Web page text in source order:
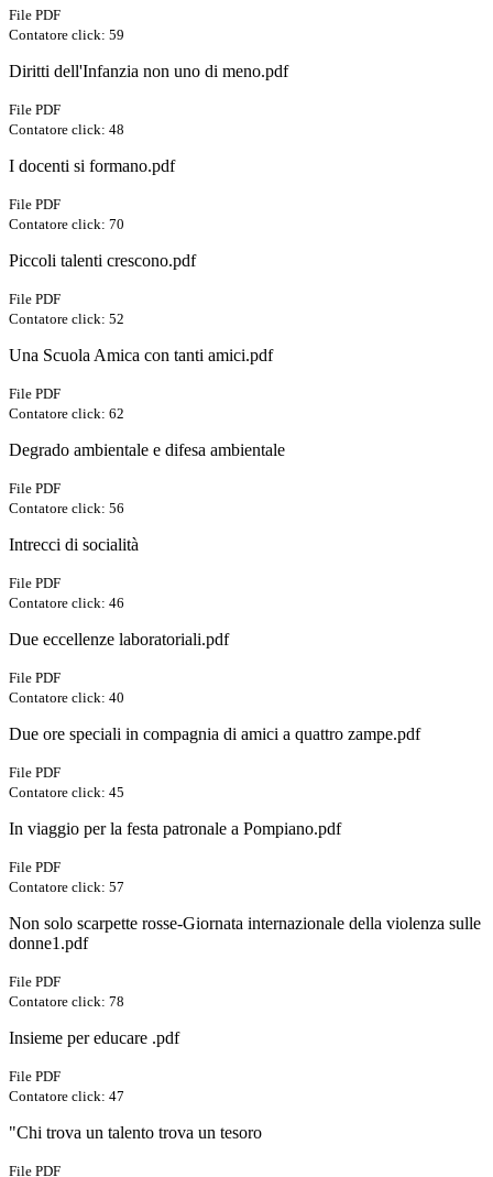
File PDF
Contatore click: 59
Diritti dell'Infanzia non uno di meno.pdf
File PDF
Contatore click: 48
I docenti si formano.pdf
File PDF
Contatore click: 70
Piccoli talenti crescono.pdf
File PDF
Contatore click: 52
Una Scuola Amica con tanti amici.pdf
File PDF
Contatore click: 62
Degrado ambientale e difesa ambientale
File PDF
Contatore click: 56
Intrecci di socialità
File PDF
Contatore click: 46
Due eccellenze laboratoriali.pdf
File PDF
Contatore click: 40
Due ore speciali in compagnia di amici a quattro zampe.pdf
File PDF
Contatore click: 45
In viaggio per la festa patronale a Pompiano.pdf
File PDF
Contatore click: 57
Non solo scarpette rosse-Giornata internazionale della violenza sulle
donne1.pdf
File PDF
Contatore click: 78
Insieme per educare .pdf
File PDF
Contatore click: 47
"Chi trova un talento trova un tesoro
File PDF